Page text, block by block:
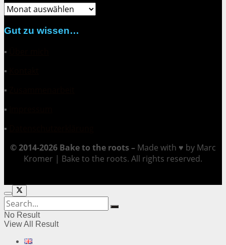
Archiv
Gut zu wissen…
▪
▪
▪
▪
▪
© 2014-2026 Bake to the roots – Made with ♥ by Marc
Kromer | Bake to the roots. All rights reserved.
No Result
View All Result